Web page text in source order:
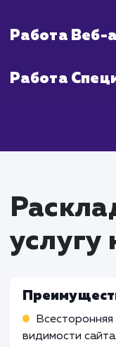
Что
Работа
Работа
Анализ
Работа